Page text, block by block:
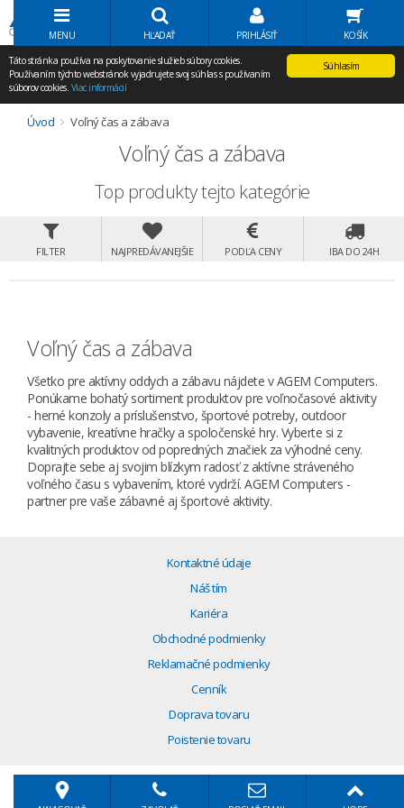
Volať Agem
MENU HĽADAŤ PRIHLÁSIŤ KOŠÍK
Súhlasím
Táto stránka používa na poskytovanie služieb súbory cookies.
Používaním týchto webstránok vyjadrujete svoj súhlas s používaním
súborov cookies. Viac informácií
Úvod Voľný čas a zábava
Voľný čas a zábava
Top produkty tejto kategórie
FILTER NAJPREDÁVANEJŠIE PODĽA CENY IBA DO 24H
Voľný čas a zábava
Všetko pre aktívny oddych a zábavu nájdete v AGEM Computers.
Ponúkame bohatý sortiment produktov pre voľnočasové aktivity
- herné konzoly a príslušenstvo, športové potreby, outdoor
vybavenie, kreatívne hračky a spoločenské hry. Vyberte si z
kvalitných produktov od popredných značiek za výhodné ceny.
Doprajte sebe aj svojim blízkym radosť z aktívne stráveného
voľného času s vybavením, ktoré vydrží. AGEM Computers -
partner pre vaše zábavné aj športové aktivity.
Kontaktné údaje
Náš tím
Kariéra
Obchodné podmienky
Reklamačné podmienky
Cenník
Doprava tovaru
Poistenie tovaru